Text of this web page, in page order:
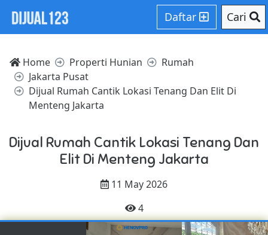
Daftar Cari
Home Properti Hunian
Rumah
Jakarta Pusat
Dijual Rumah Cantik Lokasi Tenang Dan Elit Di
Menteng Jakarta
Dijual Rumah Cantik Lokasi Tenang Dan
Elit Di Menteng Jakarta
11 May 2026
4